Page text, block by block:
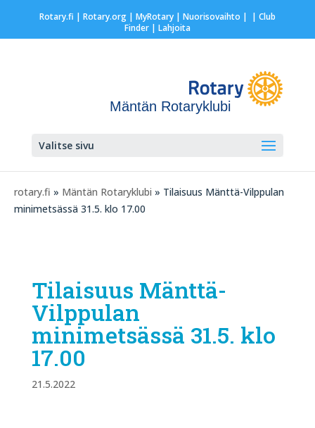
Rotary.fi | Rotary.org| MyRotary | Nuorisovaihto | | Club
Finder| Lahjoita
Mäntän Rotaryklubi
Valitse sivu
rotary.fi » Mäntän Rotaryklubi » Tilaisuus Mänttä-Vilppulan
minimetsässä 31.5. klo 17.00
Tilaisuus Mänttä-
Vilppulan
minimetsässä 31.5. klo
17.00
21.5.2022